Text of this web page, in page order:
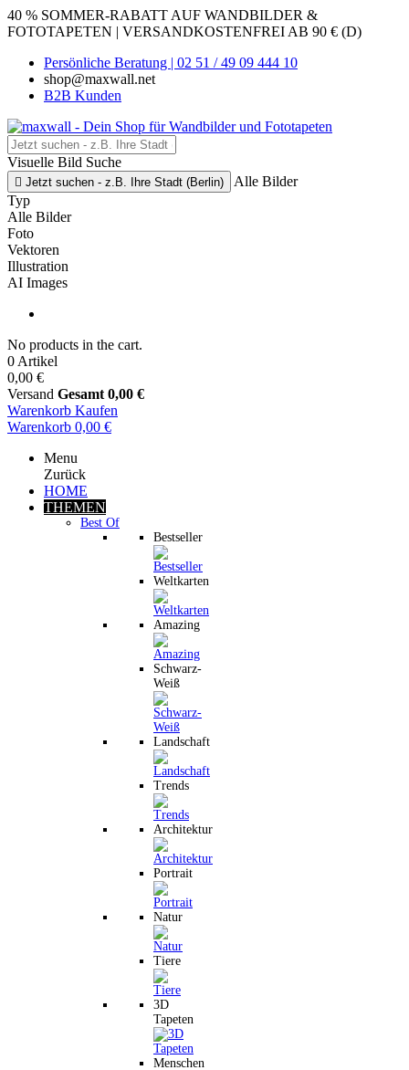
40 % SOMMER-RABATT AUF WANDBILDER &
FOTOTAPETEN | VERSANDKOSTENFREI AB 90 € (D)
Persönliche Beratung | 02 51 / 49 09 444 10
shop@maxwall.net
B2B Kunden
Visuelle Bild Suche
 Jetzt suchen - z.B. Ihre Stadt (Berlin)
Alle Bilder
Typ
Alle Bilder
Foto
Vektoren
Illustration
AI Images
No products in the cart.
0 Artikel
0,00 €
Versand Gesamt 0,00 €
Warenkorb Kaufen
Warenkorb 0,00 €
Menu
Zurück
HOME
THEMEN
Best Of
Bestseller
Weltkarten
Amazing
Schwarz-
Weiß
Landschaft
Trends
Architektur
Portrait
Natur
Tiere
3D
Tapeten
Menschen